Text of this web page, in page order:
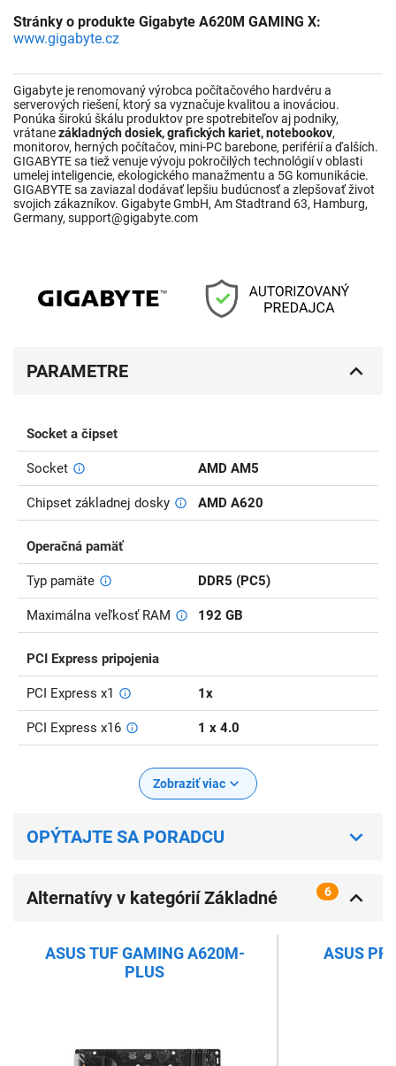
Stránky o produkte Gigabyte A620M GAMING X:
www.gigabyte.cz
Gigabyte je renomovaný výrobca počítačového hardvéru a
serverových riešení, ktorý sa vyznačuje kvalitou a inováciou.
Ponúka širokú škálu produktov pre spotrebiteľov aj podniky,
vrátanezákladných dosiek, grafických kariet, notebookov,
monitorov, herných počítačov, mini-PC barebone, periférií a ďalších.
GIGABYTE sa tiež venuje vývoju pokročilých technológií v oblasti
umelej inteligencie, ekologického manažmentu a 5G komunikácie.
GIGABYTE sa zaviazal dodávať lepšiu budúcnosť a zlepšovať život
svojich zákazníkov. Gigabyte GmbH, Am Stadtrand 63, Hamburg,
Germany, support@gigabyte.com
PARAMETRE
Socket a čipset
Socket AMD AM5
Chipset základnej dosky AMD A620
Operačná pamäť
Typ pamäte DDR5 (PC5)
Maximálna veľkosť RAM 192 GB
PCI Express pripojenia
PCI Express x1 1x
PCI Express x16 1 x 4.0
Zobraziť viac
OPÝTAJTE SA PORADCU
Alternatívy v kategórií Základné
6
ASUS TUF GAMING A620M-
PLUS
ASUS